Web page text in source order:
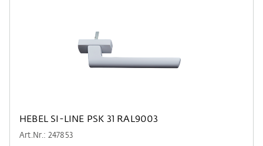
HEBEL SI-LINE PSK 31 RAL9003
Art.Nr.: 247853